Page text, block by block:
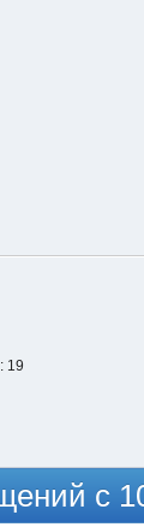
19
с